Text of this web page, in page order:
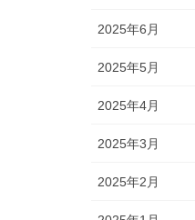
2025年6月
2025年5月
2025年4月
2025年3月
2025年2月